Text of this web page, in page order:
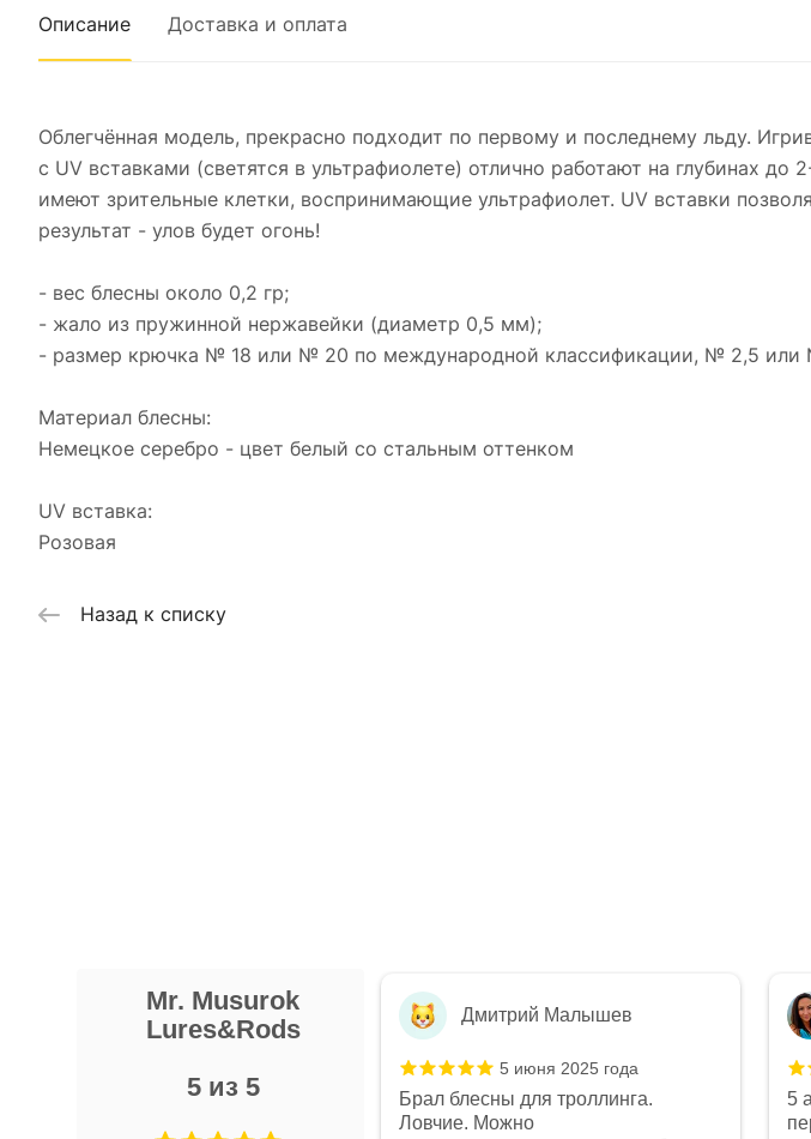
Описание Доставка и оплата
Облегчённая модель, прекрасно подходит по первому и последнему льду.
с UV вставками (светятся в ультрафиолете) отлично работают на глубинах
имеют зрительные клетки, воспринимающие ультрафиолет. UV вставки
результат - улов будет огонь!
- вес блесны около 0,2 гр;
- жало из пружинной нержавейки (диаметр 0,5 мм);
- размер крючка № 18 или № 20 по международной классификации, № 2,5 или
Материал блесны:
Немецкое серебро - цвет белый со стальным оттенком
UV вставка:
Розовая
Назад к списку
Mr. Musurok
Lures&Rods
5 из 5
Artileria 119
Mr. Musurok Lures&Rods –
Дмитрий Малышев
5 июня 2025 года
Брал блесны для троллинга.
Ловчие. Можно
5